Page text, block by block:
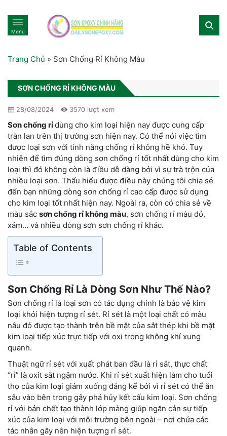
Menu
Trang Chủ » Sơn Chống Rỉ Không Màu
SƠN CHỐNG RỈ KHÔNG MÀU
28/08/2024 3570 lượt xem
Sơn chống rỉdùng cho kim loại hiện nay được cung cấp
tràn lan trên thị trường sơn hiện nay. Có thể nói việc tìm
được loại sơn với tính năng chống rỉ không hề khó. Tuy
nhiên để tìm đúng dòng sơn chống rỉ tốt nhất dùng cho kim
loại thì đó không còn là điều dễ dàng bởi vì sự trà trộn của
nhiều loại sơn. Thấu hiểu được điều này chúng tôi chia sẻ
đến bạn những dòng sơn chống rỉ cao cấp được sử dụng
cho kim loại tốt nhất hiện nay. Ngoài ra, còn có chia sẻ về
màu sắc sơn chống rỉ không màu, sơn chống rỉ màu đỏ,
xám… và nhiều dòng sơn sơn chống rỉ khác.
Table of Contents
Sơn Chống Rỉ Là Dòng Sơn Như Thế Nào?
Sơn chống rỉ là loại sơn có tác dụng chính là bảo vệ kim
loại khỏi hiện tượng rỉ sét. Rỉ sét là một loại chất có màu
nâu đỏ được tạo thành trên bề mặt của sắt thép khi bề mặt
kim loại tiếp xúc trực tiếp với oxi trong không khí xung
quanh.
Thuật ngữ rỉ sét với xuất phát ban đầu là rỉ sắt, thực chất
“rỉ” là oxit sắt ngậm nước. Khi rỉ sét xuất hiện làm cho tuổi
thọ của kim loại giảm xuống đáng kể bởi vì rỉ sét có thể ăn
sâu vào bên trong gây phá hủy kết cấu kim loại. Sơn chống
rỉ với bản chết tạo thành lớp màng giúp ngăn cản sự tiếp
xúc của kim loại với môi trường bên ngoài – nơi chứa các
tác nhân gây nên hiện tượng rỉ sét.